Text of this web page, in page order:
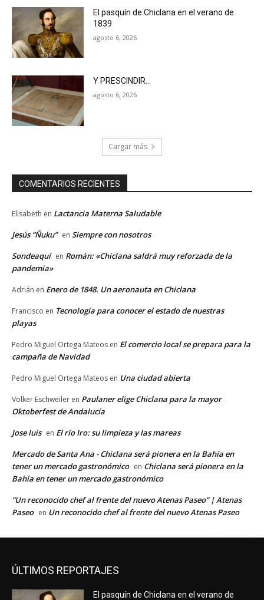
El pasquín de Chiclana en el verano de
1839
agosto 6, 2026
Y PRESCINDIR…
agosto 6, 2026
Cargar más
COMENTARIOS RECIENTES
Elisabeth en Lactancia Materna Saludable
Jesús “Ñuku” en Siempre con nosotros
Sondeaquí en Román: «Chiclana saldrá muy reforzada de la
pandemia»
Adrián en Enero de 1848. Un aeronauta en Chiclana
Francisco en Tecnología para conocer el estado de nuestras
playas
Pedro Miguel Ortega Mateos en El comercio local se prepara para la
campaña de Navidad
Pedro Miguel Ortega Mateos en Una ciudad abierta
Volker Eschweiler en Paulaner elige Chiclana para la mayor
Oktoberfest de Andalucía
Jose luis en El río Iro: su limpieza y las mareas
Mercado de Santa Ana - Chiclana será pionera en la Bahía en
tener un mercado gastronómico en Chiclana será pionera en la
Bahía en tener un mercado gastronómico
“Un reconocido chef al frente del nuevo Atenas Paseo” | Atenas
Paseo en Un reconocido chef al frente del nuevo Atenas Paseo
ÚLTIMOS REPORTAJES
El pasquín de Chiclana en el verano de